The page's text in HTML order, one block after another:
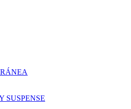
SUSPENSE